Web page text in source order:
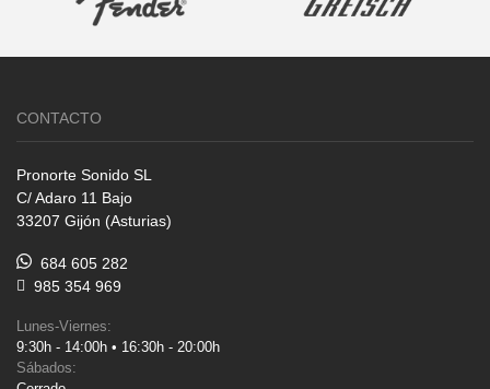
CONTACTO
Pronorte Sonido SL
C/ Adaro 11 Bajo
33207 Gijón (Asturias)
684 605 282
985 354 969
Lunes-Viernes:
9:30h - 14:00h • 16:30h - 20:00h
Sábados: